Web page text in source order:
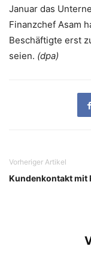
Januar das
Finanzchef Asam
Beschäftigte erst
seien. (dpa)
Vorheriger Artikel
Kundenkontakt mit